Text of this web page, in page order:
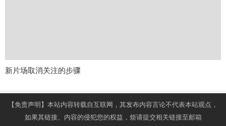
新片场取消关注的步骤
【免责声明】本站内容转载自互联网，其发布内容言论不代表本站观点，
如果其链接、内容的侵犯您的权益，烦请提交相关链接至邮箱